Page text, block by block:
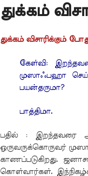
துக்கம்
துக்கம் விசாரிக்கும்
கேள்வி:
முஸாஃபஹா
பயன்தருமா?
பாத்திமா.
பதில் : இறந்தவரை
ஒருவருக்கொருவர்
காணப்படுகிறது.
கொள்வார்கள்.